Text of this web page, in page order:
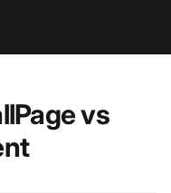
vs